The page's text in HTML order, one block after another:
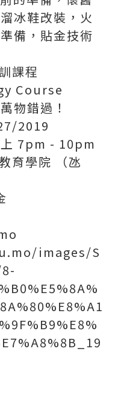
冰鞋改裝，火
備，貼金技術
課程
Course
物錯過！
2019
7pm - 10pm
育學院 （氹
images/S